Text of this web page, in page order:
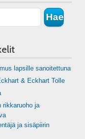
lapsille sanoitettuna
& Eckhart Tolle
rikkaruoho ja
ja sisäpiirin